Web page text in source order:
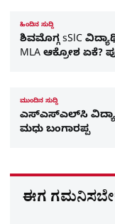
ಹಿಂದಿನ ಸುದ್ದಿ
ಶಿವಮೊಗ್ಗ sSlC
MLA ಆಕ್ರೋಶ ಏಕೆ?
ಮುಂದಿನ ಸುದ್ದಿ
ಎಸ್‌ಎಸ್‌ಎಲ್‌ಸಿ
ಮಧು ಬಂಗಾರಪ್ಪ
ಈಗ